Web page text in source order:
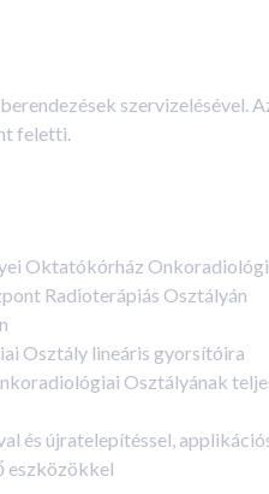
szervizelésével.
feletti.
Oktatókórház
Radioterápiás Osztályán
Osztály lineáris gyorsítóira
Osztályának
és újratelepítéssel,
eszközökkel